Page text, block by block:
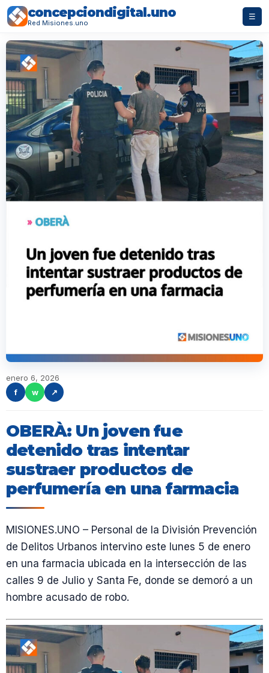
concepciondigital.uno
Red Misiones.uno
☰
enero 6, 2026
f
w ↗
OBERÀ: Un joven fue
detenido tras intentar
sustraer productos de
perfumería en una farmacia
MISIONES.UNO – Personal de la División Prevención
de Delitos Urbanos intervino este lunes 5 de enero
en una farmacia ubicada en la intersección de las
calles 9 de Julio y Santa Fe, donde se demoró a un
hombre acusado de robo.